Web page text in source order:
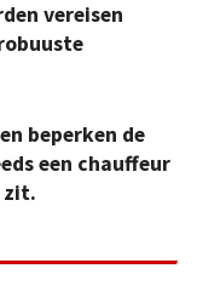
vereisen
beperken de
een chauffeur
zit.